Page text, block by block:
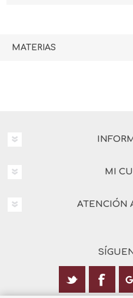
MATERIAS
MI
ATENCIÓN